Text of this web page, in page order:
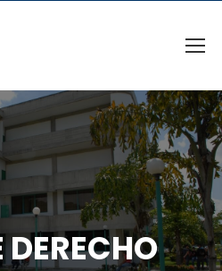
DERECHO